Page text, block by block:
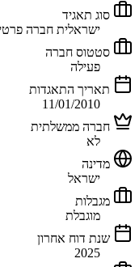
סוג תאגיד
ישראלית חברה
סטטוס חברה
פעילה
תאריך התאגדות
11/01/2010
חברה ממשלתית
לא
מדינה
ישראל
מגבלות
מוגבלת
שנת דוח אחרון
2025